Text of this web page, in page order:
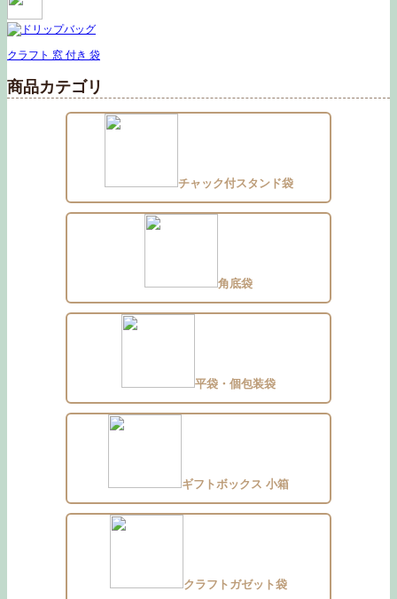
クラフト 窓 付き 袋
商品カテゴリ
チャック付スタンド袋
角底袋
平袋・個包装袋
ギフトボックス 小箱
クラフトガゼット袋